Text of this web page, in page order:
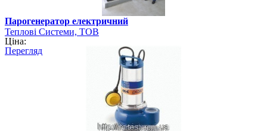
Парогенератор електричний
Теплові Системи, ТОВ
Ціна:
Перегляд